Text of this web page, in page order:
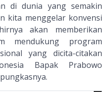
di dunia yang semakin
kita menggelar konvensi
akan memberikan
mendukung program
yang dicita-citakan
Bapak Prabowo